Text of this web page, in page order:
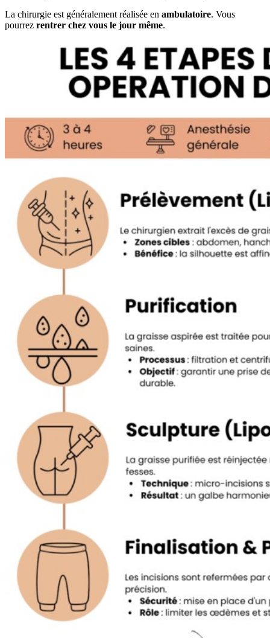
La chirurgie est généralement réalisée en ambulatoire. Vous
pourrez rentrer chez vous le jour même.